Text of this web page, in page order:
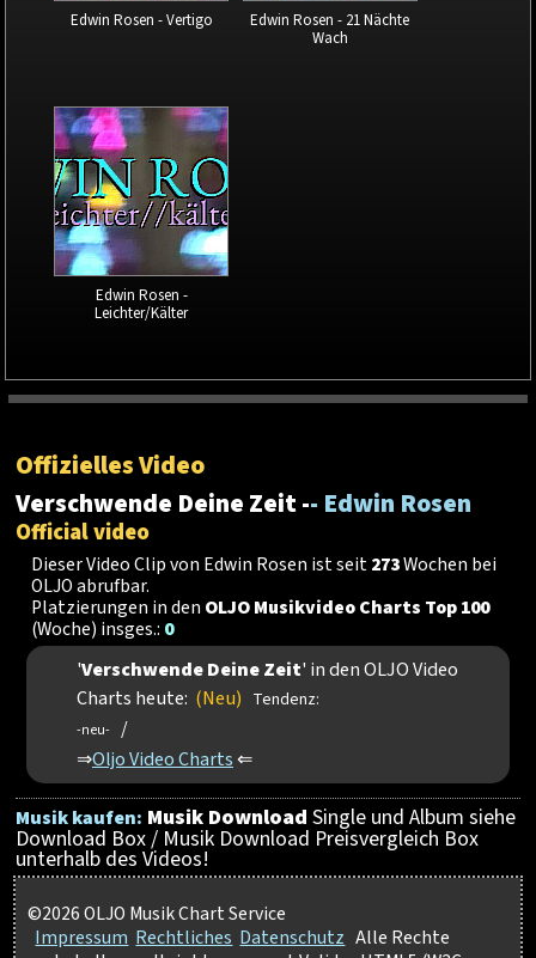
Edwin Rosen - Vertigo
Edwin Rosen - 21 Nächte
Wach
Edwin Rosen -
Leichter/Kälter
Offizielles Video
Verschwende Deine Zeit -- Edwin Rosen
Official video
Dieser Video Clip von Edwin Rosen ist seit273Wochen bei
OLJO abrufbar.
Platzierungen in den OLJO Musikvideo Charts Top 100
(Woche) insges.: 0
'Verschwende Deine Zeit' in den OLJO Video
Charts heute: (Neu) Tendenz:
-neu- /
⇒Oljo Video Charts ⇐
Musik kaufen: Musik Download Single und Album siehe
Download Box / Musik Download Preisvergleich Box
unterhalb des Videos!
©2026 OLJO Musik Chart Service
Impressum Rechtliches Datenschutz Alle Rechte